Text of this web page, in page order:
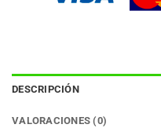
DESCRIPCIÓN
VALORACIONES (0)